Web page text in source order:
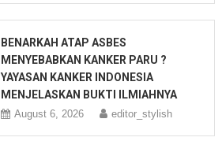
BENARKAH ATAP ASBES
MENYEBABKAN KANKER PARU ?
YAYASAN KANKER INDONESIA
MENJELASKAN BUKTI ILMIAHNYA
August 6, 2026 editor_stylish